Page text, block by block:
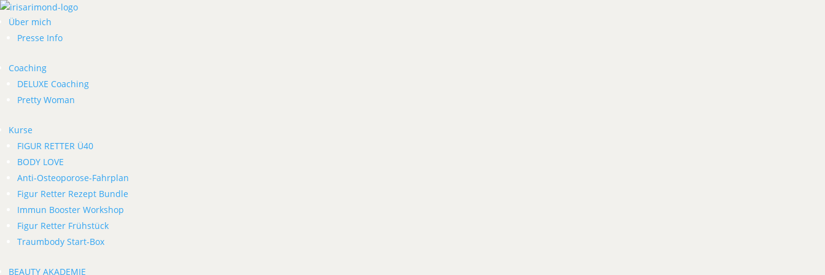
Über mich
Presse Info
Coaching
DELUXE Coaching
Pretty Woman
Kurse
FIGUR RETTER Ü40
BODY LOVE
Anti-Osteoporose-Fahrplan
Figur Retter Rezept Bundle
Immun Booster Workshop
Figur Retter Frühstück
Traumbody Start-Box
BEAUTY AKADEMIE